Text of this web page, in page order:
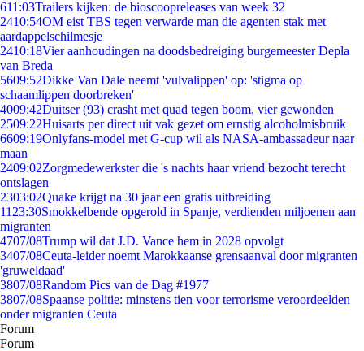
611:03Trailers kijken: de bioscoopreleases van week 32
2410:54OM eist TBS tegen verwarde man die agenten stak met
aardappelschilmesje
2410:18Vier aanhoudingen na doodsbedreiging burgemeester Depla
van Breda
5609:52Dikke Van Dale neemt 'vulvalippen' op: 'stigma op
schaamlippen doorbreken'
4009:42Duitser (93) crasht met quad tegen boom, vier gewonden
2509:22Huisarts per direct uit vak gezet om ernstig alcoholmisbruik
6609:19Onlyfans-model met G-cup wil als NASA-ambassadeur naar
maan
2409:02Zorgmedewerkster die 's nachts haar vriend bezocht terecht
ontslagen
2303:02Quake krijgt na 30 jaar een gratis uitbreiding
11 23:30Smokkelbende opgerold in Spanje, verdienden miljoenen aan
migranten
4707/08Trump wil dat J.D. Vance hem in 2028 opvolgt
3407/08Ceuta-leider noemt Marokkaanse grensaanval door migranten
'gruweldaad'
3807/08Random Pics van de Dag #1977
3807/08Spaanse politie: minstens tien voor terrorisme veroordeelden
onder migranten Ceuta
Forum
Forum